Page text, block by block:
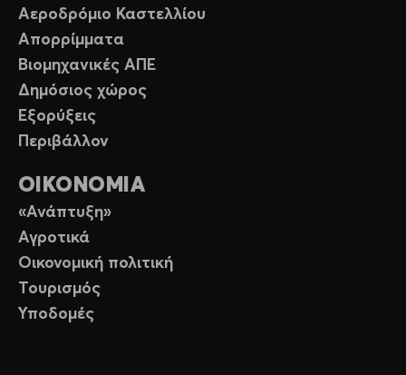
Αεροδρόμιο Καστελλίου
Απορρίμματα
Βιομηχανικές ΑΠΕ
Δημόσιος χώρος
Εξορύξεις
Περιβάλλον
ΟΙΚΟΝΟΜΙΑ
«Ανάπτυξη»
Αγροτικά
Οικονομική πολιτική
Τουρισμός
Υποδομές